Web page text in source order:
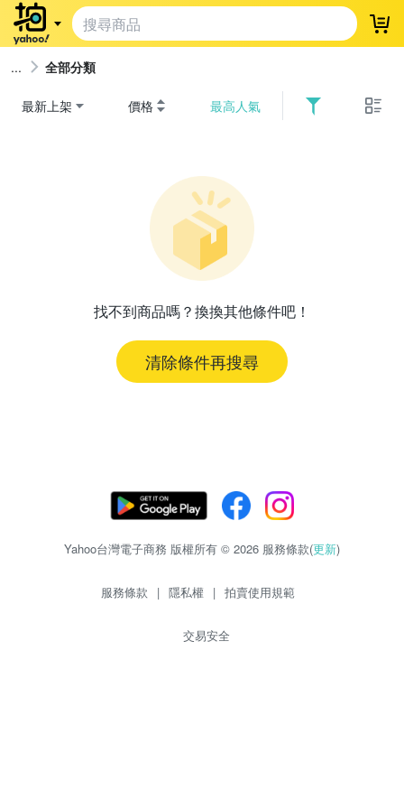
登
全部分類
最新上架 價格 最高人氣
找不到商品嗎？換換其他條件吧！
清除條件再搜尋
Yahoo台灣電子商務 版權所有 © 2026 服務條款(更新)
服務條款 | 隱私權 | 拍賣使用規範
交易安全